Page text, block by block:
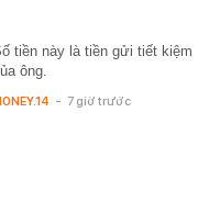
tiền này là tiền gửi tiết kiệm
ông.
- 7 giờ trước